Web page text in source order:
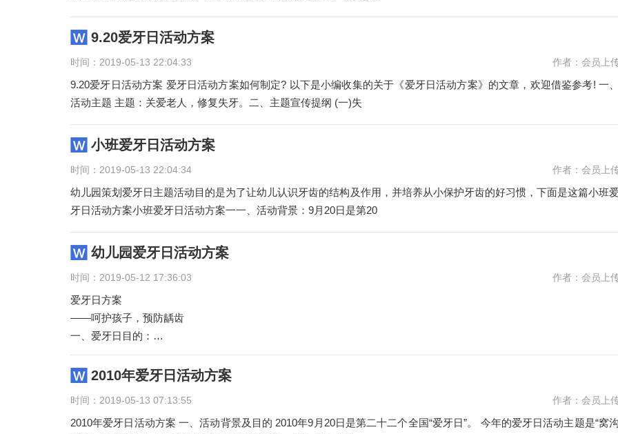
9.20爱牙日活动方案
时间：2019-05-13 22:04:33 作者：会员上
9.20爱牙日活动方案 爱牙日活动方案如何制定? 以下是小编收集的关于《爱牙日活动方案》的文章，欢迎借鉴参考! 一、
活动主题 主题：关爱老人，修复失牙。二、主题宣传提纲 (一)失
小班爱牙日活动方案
时间：2019-05-13 22:04:34 作者：会员上
幼儿园策划爱牙日主题活动目的是为了让幼儿认识牙齿的结构及作用，并培养从小保护牙齿的好习惯，下面是这篇小班爱
牙日活动方案小班爱牙日活动方案一一、活动背景：9月20日是第20
幼儿园爱牙日活动方案
时间：2019-05-12 17:36:03 作者：会员上
爱牙日方案
——呵护孩子，预防龋齿
一、爱牙日目的：
1、9月20日将是我国第25个全国“爱牙日”，活动主题为“健康口腔,幸福家庭”。 旨在发挥家庭的优势和作用,提高家庭成
口腔 2010年爱牙日活动方案
时间：2019-05-13 07:13:55 作者：会员上
2010年爱牙日活动方案 一、活动背景及目的 2010年9月20日是第二十二个全国“爱牙日”。 今年的爱牙日活动主题是“窝沟